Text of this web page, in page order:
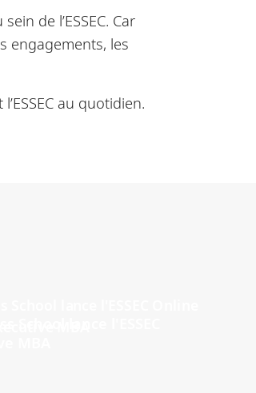
de l’ESSEC. Car
engagements, les
au quotidien.